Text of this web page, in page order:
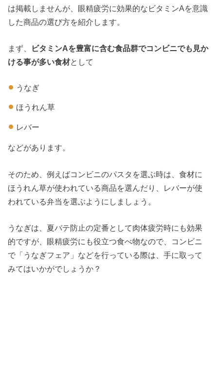
は掲載しませんが、眼精疲労に効果的なビタミンAを意識
した商品の選び方を紹介します。
まず、
ビタミンAを豊富に含む食品群でコンビニでも見か
ける事が多い食材として
うなぎ
ほうれん草
レバー
などがあります。
そのため、例えばコンビニのパスタを選ぶ時は、食材に
ほうれん草が使われている商品を選んだり、レバーが使
われている弁当を選ぶようにしましょう。
うなぎは、夏バテ防止の定番として肉体疲労時にも効果
的ですが、眼精疲労にも役立つ食べ物なので、コンビニ
で「うなぎフェア」などを行っている際は、手に取って
みてはいかがでしょうか？